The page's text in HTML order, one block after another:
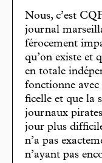
Nous, c’est
journal
férocement
qu’on existe et
en totale
fonctionne avec
ficelle et que la
journaux
jour plus
n’a pas
n’ayant pas